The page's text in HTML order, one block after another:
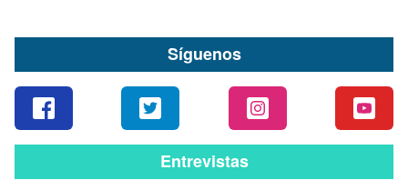
Síguenos
Entrevistas